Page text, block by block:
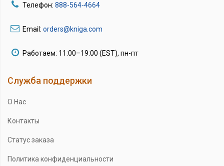
Телефон: 888-564-4664
Email: orders@kniga.com
Работаем: 11:00–19:00 (EST), пн-пт
Служба поддержки
О Нас
Контакты
Статус заказа
Политика конфиденциальности